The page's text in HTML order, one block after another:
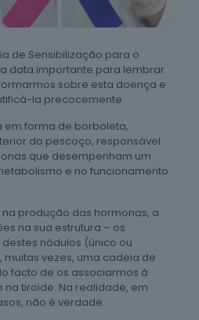
de Sensibilização para o
data importante para lembrar
sobre esta doença e
la precocemente.
em forma de borboleta,
do pescoço, responsável
que desempenham um
e no funcionamento
produção das hormonas, a
na sua estrutura – os
nódulos (único ou
vezes, uma cadeia de
facto de os associarmos à
na tiroide. Na realidade, em
não é verdade.